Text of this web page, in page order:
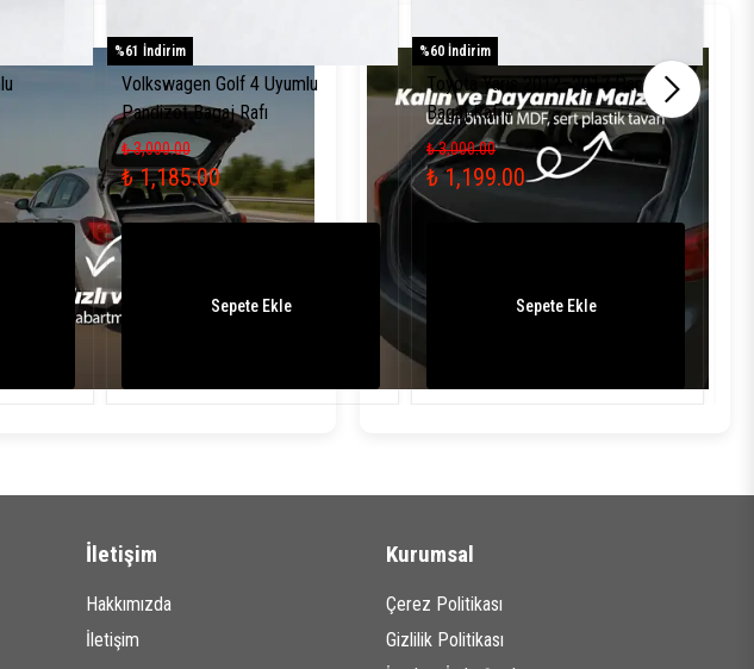
%61 İndirim
Volkswagen Golf 4 Uyumlu
Pandizot Bagaj Rafı
₺ 3,000.00
₺ 1,185.00
Sepete Ekle
%60 İndirim
Toyota Yaris 2012–2017 Pandizot
Bagaj Rafı
₺ 3,000.00
₺ 1,199.00
Sepete Ekle
İletişim
Hakkımızda
İletişim
Kurumsal
Çerez Politikası
Gizlilik Politikası